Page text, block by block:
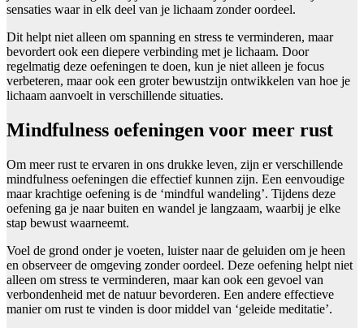
sensaties waar in elk deel van je lichaam zonder oordeel.
Dit helpt niet alleen om spanning en stress te verminderen, maar
bevordert ook een diepere verbinding met je lichaam. Door
regelmatig deze oefeningen te doen, kun je niet alleen je focus
verbeteren, maar ook een groter bewustzijn ontwikkelen van hoe je
lichaam aanvoelt in verschillende situaties.
Mindfulness oefeningen voor meer rust
Om meer rust te ervaren in ons drukke leven, zijn er verschillende
mindfulness oefeningen die effectief kunnen zijn. Een eenvoudige
maar krachtige oefening is de ‘mindful wandeling’. Tijdens deze
oefening ga je naar buiten en wandel je langzaam, waarbij je elke
stap bewust waarneemt.
Voel de grond onder je voeten, luister naar de geluiden om je heen
en observeer de omgeving zonder oordeel. Deze oefening helpt niet
alleen om stress te verminderen, maar kan ook een gevoel van
verbondenheid met de natuur bevorderen. Een andere effectieve
manier om rust te vinden is door middel van ‘geleide meditatie’.